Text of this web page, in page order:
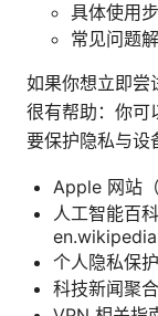
具体使用
常见问题解
如果你想立即尝
很有帮助：你可
要保护隐私与设
Apple 网站
人工智能百
个人隐私保
科技新闻聚